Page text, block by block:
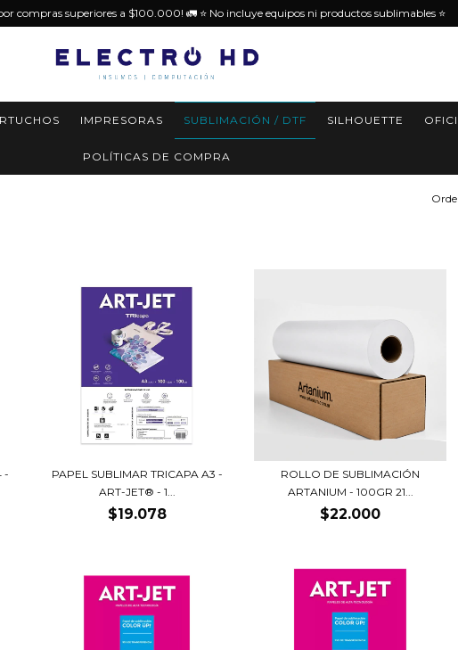
compras superiores a $100.000! 🚛 ⭐️ No incluye equipos ni productos sublimables ⭐️
IMPRESORAS SUBLIMACIÓN / DTF SILHOUETTE
POLÍTICAS DE COMPRA
-
PAPEL SUBLIMAR TRICAPA A3 -
ART-JET® - 1...
$19.078
ROLLO DE SUBLIMACIÓN
ARTANIUM - 100GR 21...
$22.000